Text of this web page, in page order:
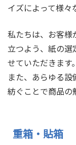
イズによって様々
私たちは、お客様
立つよう、紙の選
せていただきます。
また、あらゆる
紡ぐことで商品の
重箱・貼箱